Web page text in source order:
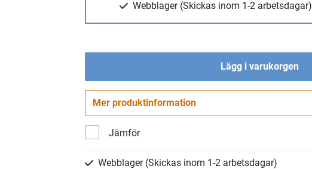
Webblager (Skickas inom 1-2 arbetsdagar)
Lägg i varukorgen
Mer produktinformation
Jämför
Webblager (Skickas inom 1-2 arbetsdagar)